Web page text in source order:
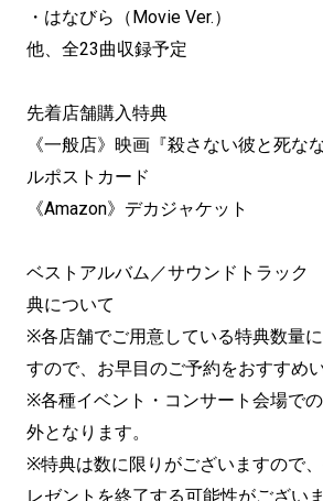
・はなびら（Movie Ver.）
他、全23曲収録予定
先着店舗購入特典
《一般店》映画『殺さない彼と死な
ルポストカード
《Amazon》デカジャケット
ベストアルバム／サウンドトラッ
典について
※各店舗でご用意している特典数量
すので、お早目のご予約をおすすめ
※各種イベント・コンサート会場で
外となります。
※特典は数に限りがございますので
レゼントを終了する可能性がございま